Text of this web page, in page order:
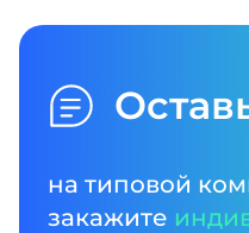
на типовой
закажите